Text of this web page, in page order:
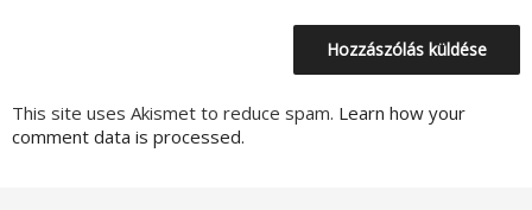
This site uses Akismet to reduce spam. Learn how your
comment data is processed.